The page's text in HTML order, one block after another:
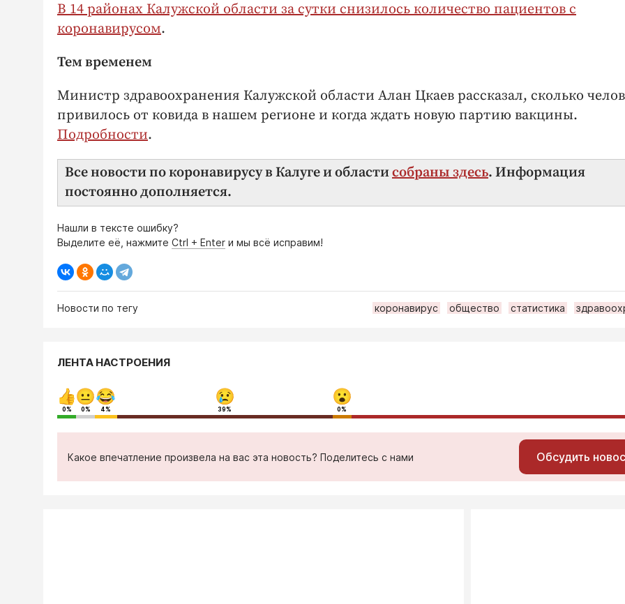
В 14 районах Калужской области за сутки снизилось количество пациентов с
коронавирусом.
Тем временем
Министр здравоохранения Калужской области Алан Цкаев рассказал, сколько
привилось от ковида в нашем регионе и когда ждать новую партию вакцины.
Подробности.
Все новости по коронавирусу в Калуге и областисобраны здесь. Информация
постоянно дополняется.
Нашли в тексте ошибку?
Выделите её, нажмите Ctrl + Enter и мы всё исправим!
Новости по тегу коронавирус общество статистика
ЛЕНТА НАСТРОЕНИЯ
0% 0% 4% 39% 0%
Какое впечатление произвела на вас эта новость? Поделитесь с нами Обсудить